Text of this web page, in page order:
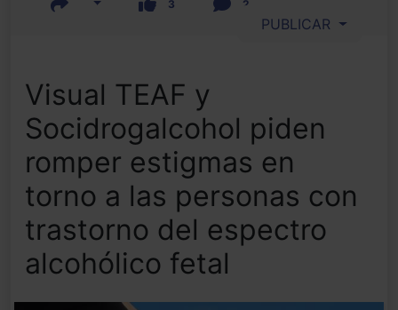
3 2
PUBLICAR
Visual TEAF y
Socidrogalcohol piden
romper estigmas en
torno a las personas con
trastorno del espectro
alcohólico fetal